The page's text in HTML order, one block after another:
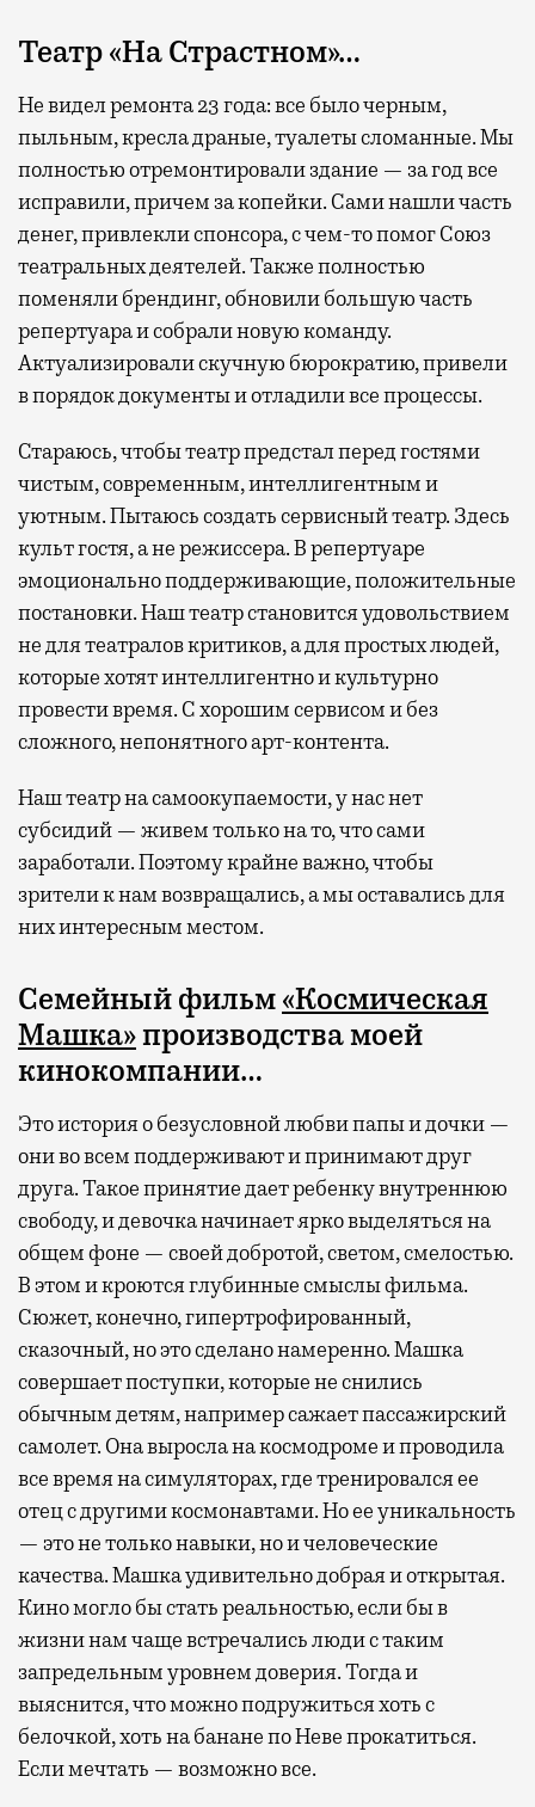
Театр «На Страстном»…
Не видел ремонта 23 года: все было черным,
пыльным, кресла драные, туалеты сломанные. Мы
полностью отремонтировали здание — за год все
исправили, причем за копейки. Сами нашли часть
денег, привлекли спонсора, с чем-то помог Союз
театральных деятелей. Также полностью
поменяли брендинг, обновили большую часть
репертуара и собрали новую команду.
Актуализировали скучную бюрократию, привели
в порядок документы и отладили все процессы.
Стараюсь, чтобы театр предстал перед гостями
чистым, современным, интеллигентным и
уютным. Пытаюсь создать сервисный театр. Здесь
культ гостя, а не режиссера. В репертуаре
эмоционально поддерживающие, положительные
постановки. Наш театр становится удовольствием
не для театралов критиков, а для простых людей,
которые хотят интеллигентно и культурно
провести время. С хорошим сервисом и без
сложного, непонятного арт-контента.
Наш театр на самоокупаемости, у нас нет
субсидий — живем только на то, что сами
заработали. Поэтому крайне важно, чтобы
зрители к нам возвращались, а мы оставались для
них интересным местом.
Семейный фильм«Космическая
Машка»производства моей
кинокомпании…
Это история о безусловной любви папы и дочки —
они во всем поддерживают и принимают друг
друга. Такое принятие дает ребенку внутреннюю
свободу, и девочка начинает ярко выделяться на
общем фоне — своей добротой, светом, смелостью.
В этом и кроются глубинные смыслы фильма.
Сюжет, конечно, гипертрофированный,
сказочный, но это сделано намеренно. Машка
совершает поступки, которые не снились
обычным детям, например сажает пассажирский
самолет. Она выросла на космодроме и проводила
все время на симуляторах, где тренировался ее
отец с другими космонавтами. Но ее уникальность
— это не только навыки, но и человеческие
качества. Машка удивительно добрая и открытая.
Кино могло бы стать реальностью, если бы в
жизни нам чаще встречались люди с таким
запредельным уровнем доверия. Тогда и
выяснится, что можно подружиться хоть с
белочкой, хоть на банане по Неве прокатиться.
Если мечтать — возможно все.